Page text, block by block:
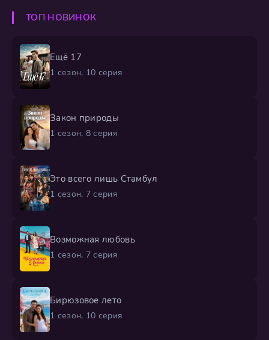
ТОП НОВИНОК
Ещё 17
1 сезон, 10 серия
Закон природы
1 сезон, 8 серия
Это всего лишь Стамбул
1 сезон, 7 серия
Возможная любовь
1 сезон, 7 серия
Бирюзовое лето
1 сезон, 10 серия